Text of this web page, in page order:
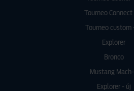
Tourneo
Tourneo custom
Explorer
Bronco
Mustang
Explorer - új